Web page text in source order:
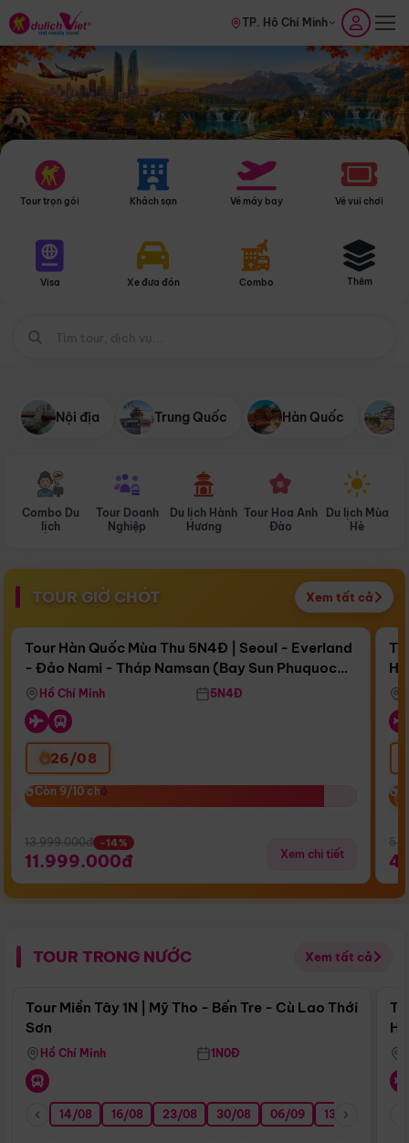
TP. Hồ Chí Minh
Tour trọn gói Khách sạn Vé máy bay Vé vui chơi
Visa Xe đưa đón Combo Thêm
Nội địa Trung Quốc Hàn Quốc
Combo Du
lịch
Tour Doanh
Nghiệp
Du lịch Hành
Hương
Tour Hoa Anh
Đào
Du lịch Mùa
Hè
TOUR GIỜ CHÓT Xem tất cả
Còn15 ngày 09:26:38
Bay Sun Phuquoc Airways
Điểm nổi bật
Tour Hàn Quốc Mùa Thu 5N4Đ | Seoul - Everland
- Đảo Nami - Tháp Namsan (Bay Sun Phuquoc
Airways)
Hồ Chí Minh 5N4Đ
26/08
Còn 9/10 chỗ
Còn 9/10 chỗ
13.999.000đ -14%
11.999.000đ Xem chi tiết
TOUR TRONG NƯỚC Xem tất cả
Điểm nổi bật
Tour Miền Tây 1N | Mỹ Tho - Bến Tre - Cù Lao Thới
Sơn
Hồ Chí Minh 1N0Đ
14/08 16/08 23/08 30/08 06/09 13/09